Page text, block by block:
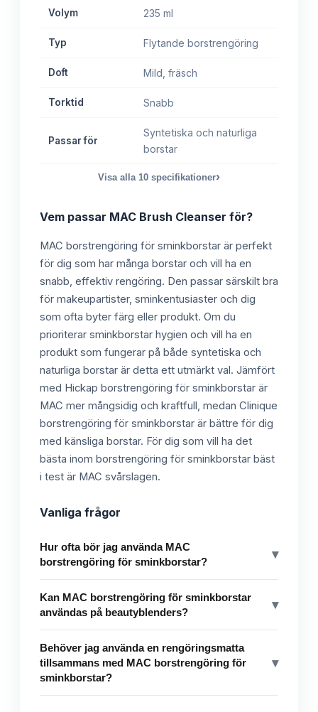
Volym 235 ml
Typ Flytande borstrengöring
Doft Mild, fräsch
Torktid Snabb
Passar för
Syntetiska och naturliga
borstar
Visa alla 10 specifikationer›
Vem passar MAC Brush Cleanser för?
MAC borstrengöring för sminkborstar är perfekt
för dig som har många borstar och vill ha en
snabb, effektiv rengöring. Den passar särskilt bra
för makeupartister, sminkentusiaster och dig
som ofta byter färg eller produkt. Om du
prioriterar sminkborstar hygien och vill ha en
produkt som fungerar på både syntetiska och
naturliga borstar är detta ett utmärkt val. Jämfört
med Hickap borstrengöring för sminkborstar är
MAC mer mångsidig och kraftfull, medan Clinique
borstrengöring för sminkborstar är bättre för dig
med känsliga borstar. För dig som vill ha det
bästa inom borstrengöring för sminkborstar bäst
i test är MAC svårslagen.
Vanliga frågor
Hur ofta bör jag använda MAC
borstrengöring för sminkborstar?
▾
Kan MAC borstrengöring för sminkborstar
användas på beautyblenders?
▾
Behöver jag använda en rengöringsmatta
tillsammans med MAC borstrengöring för
sminkborstar?
▾